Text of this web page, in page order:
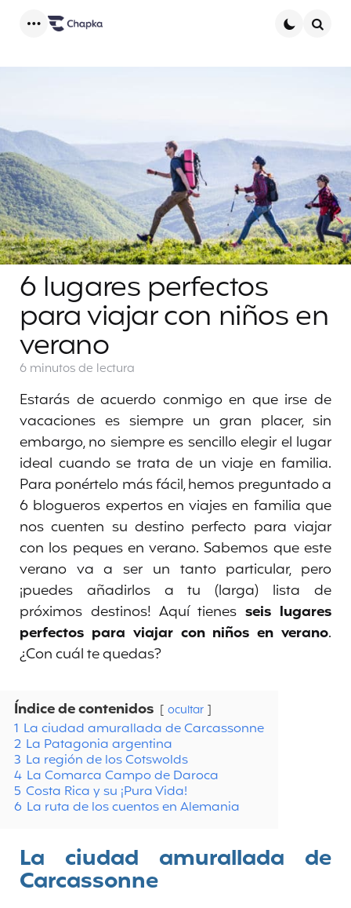
6 lugares perfectos
para viajar con niños en
verano
6 minutosde lectura
Estarás de acuerdo conmigo en que irse de
vacaciones es siempre un gran placer, sin
embargo, no siempre es sencillo elegir el lugar
ideal cuando se trata de un viaje en familia.
Para ponértelo más fácil, hemos preguntado a
6 blogueros expertos en viajes en familia que
nos cuenten su destino perfecto para viajar
con los peques en verano. Sabemos que este
verano va a ser un tanto particular, pero
¡puedes añadirlos a tu (larga) lista de
próximos destinos! Aquí tienes seis lugares
perfectos para viajar con niños en verano.
¿Con cuál te quedas?
Índice de contenidos ocultar
1 La ciudad amurallada de Carcassonne
2 La Patagonia argentina
3 La región de los Cotswolds
4 La Comarca Campo de Daroca
5 Costa Rica y su ¡Pura Vida!
6 La ruta de los cuentos en Alemania
La ciudad amurallada de
Carcassonne